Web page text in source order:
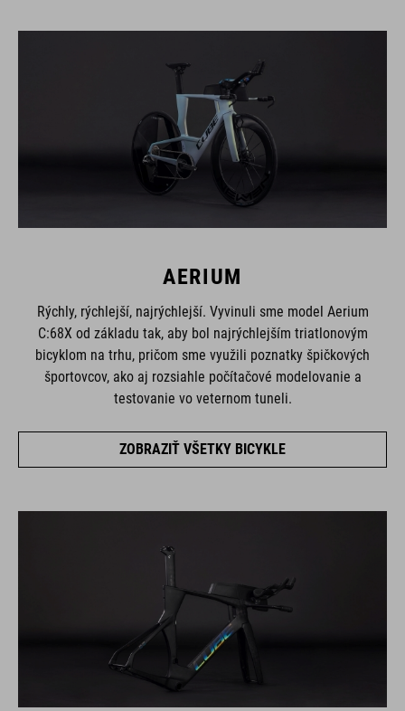
AERIUM
Rýchly, rýchlejší, najrýchlejší. Vyvinuli sme model Aerium
C:68X od základu tak, aby bol najrýchlejším triatlonovým
bicyklom na trhu, pričom sme využili poznatky špičkových
športovcov, ako aj rozsiahle počítačové modelovanie a
testovanie vo veternom tuneli.
ZOBRAZIŤ VŠETKY BICYKLE